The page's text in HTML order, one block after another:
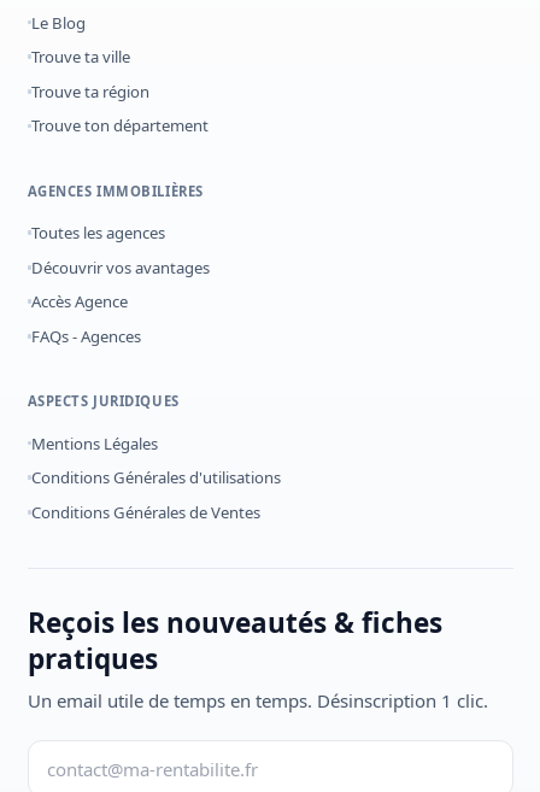
Le Blog
Trouve ta ville
Trouve ta région
Trouve ton département
AGENCES IMMOBILIÈRES
Toutes les agences
Découvrir vos avantages
Accès Agence
FAQs - Agences
ASPECTS JURIDIQUES
Mentions Légales
Conditions Générales d'utilisations
Conditions Générales de Ventes
Reçois les nouveautés & fiches
pratiques
Un email utile de temps en temps. Désinscription 1 clic.